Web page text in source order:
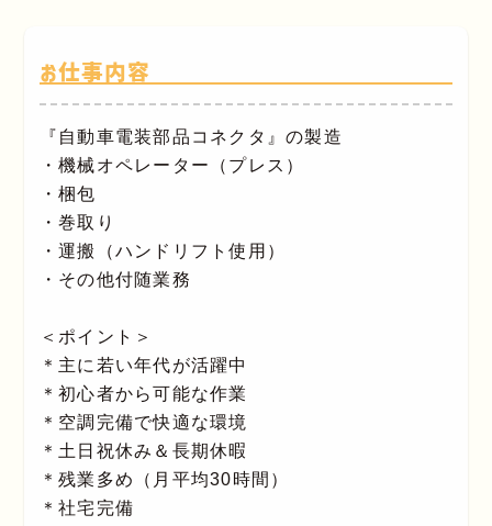
お仕事内容
『自動車電装部品コネクタ』の製造
・機械オペレーター（プレス）
・梱包
・巻取り
・運搬（ハンドリフト使用）
・その他付随業務
＜ポイント＞
＊主に若い年代が活躍中
＊初心者から可能な作業
＊空調完備で快適な環境
＊土日祝休み＆長期休暇
＊残業多め（月平均30時間）
＊社宅完備